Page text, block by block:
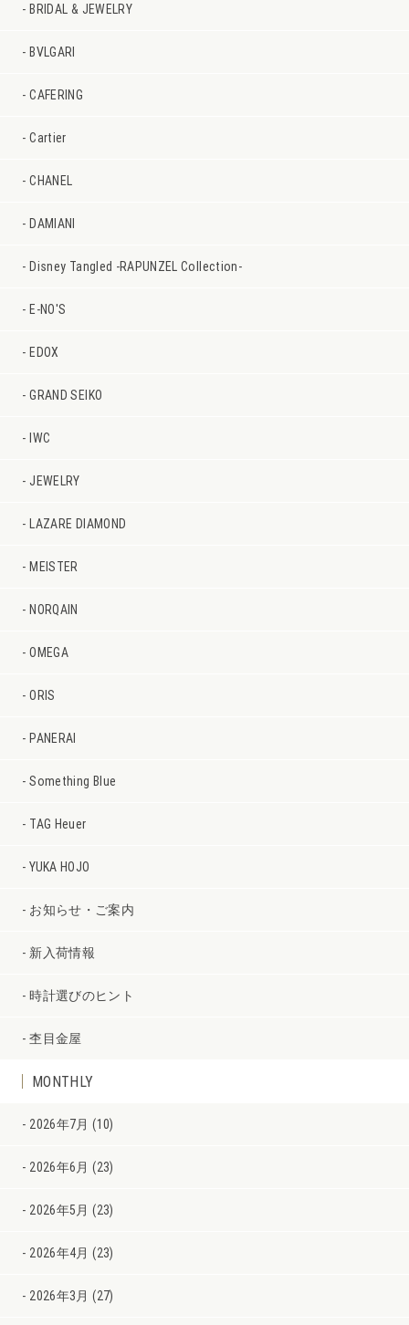
BRIDAL & JEWELRY
BVLGARI
CAFERING
Cartier
CHANEL
DAMIANI
Disney Tangled -RAPUNZEL Collection-
E-NO'S
EDOX
GRAND SEIKO
IWC
JEWELRY
LAZARE DIAMOND
MEISTER
NORQAIN
OMEGA
ORIS
PANERAI
Something Blue
TAG Heuer
YUKA HOJO
お知らせ・ご案内
新入荷情報
時計選びのヒント
杢目金屋
MONTHLY
2026年7月 (10)
2026年6月 (23)
2026年5月 (23)
2026年4月 (23)
2026年3月 (27)